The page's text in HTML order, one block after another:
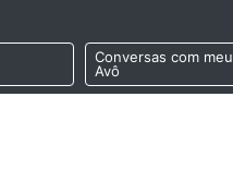
Conversas com meu
Avô